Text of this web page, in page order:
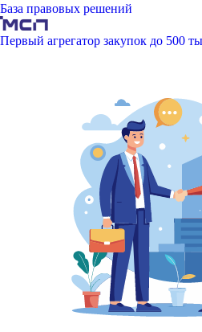
База правовых решений
Первый агрегатор закупок до 500